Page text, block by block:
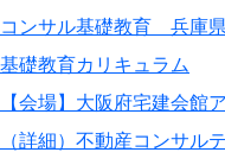
コンサル基礎教育 兵庫
基礎教育カリキュラム
【会場】大阪府宅建会館
（詳細）不動産コンサル